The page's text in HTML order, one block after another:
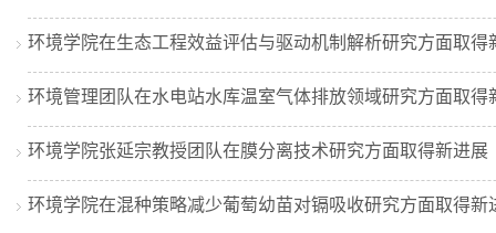
环境学院在生态工程效益评估与驱动机制解析研究方面取得
环境管理团队在水电站水库温室气体排放领域研究方面取得
环境学院张延宗教授团队在膜分离技术研究方面取得新进展
环境学院在混种策略减少葡萄幼苗对镉吸收研究方面取得新